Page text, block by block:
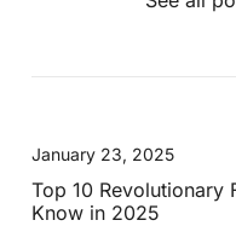
January 23, 2025
Top 10 Revolutionary
Know in 2025